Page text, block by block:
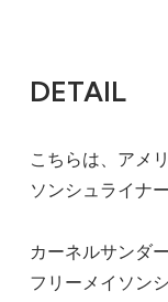
DETAIL
こちらは、アメ
ソンシュライナ
カーネルサンダ
フリーメイソン